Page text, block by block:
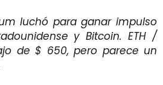
luchó para ganar impulso
y Bitcoin. ETH /
de $ 650, pero parece un